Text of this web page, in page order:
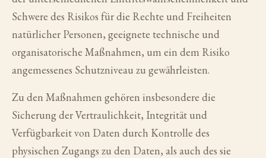
Schwere des Risikos für die Rechte und Freiheiten
natürlicher Personen, geeignete technische und
organisatorische Maßnahmen, um ein dem Risiko
angemessenes Schutzniveau zu gewährleisten.
Zu den Maßnahmen gehören insbesondere die
Sicherung der Vertraulichkeit, Integrität und
Verfügbarkeit von Daten durch Kontrolle des
physischen Zugangs zu den Daten, als auch des sie